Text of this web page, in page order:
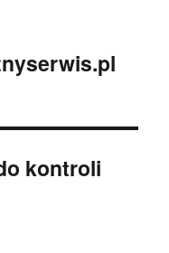
kontroli